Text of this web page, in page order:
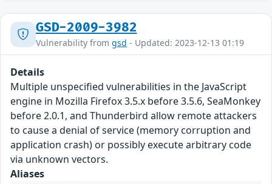
GSD-2009-3982
Vulnerability from gsd - Updated: 2023-12-13 01:19
Details
Multiple unspecified vulnerabilities in the JavaScript
engine in Mozilla Firefox 3.5.x before 3.5.6, SeaMonkey
before 2.0.1, and Thunderbird allow remote attackers
to cause a denial of service (memory corruption and
application crash) or possibly execute arbitrary code
via unknown vectors.
Aliases